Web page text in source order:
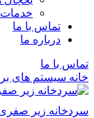
تماس با ما
درباره ما
تماس با ما
خانه سیستم های
سردخانه زیر صفری بنز